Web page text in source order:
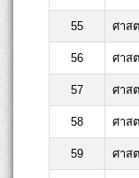
55 ศาส
56 ศาส
57 ศาส
58 ศาส
59 ศาส